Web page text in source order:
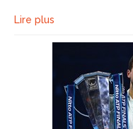
Lire plus